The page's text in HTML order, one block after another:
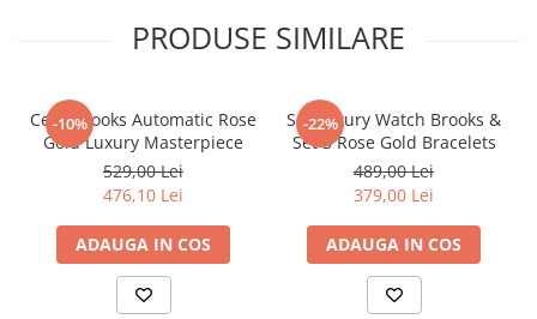
PRODUSE SIMILARE
-10%
Ceas Brooks Automatic Rose
Gold Luxury Masterpiece
529,00 Lei
476,10 Lei
ADAUGA IN COS
-22%
Set Luxury Watch Brooks &
Set 3 Rose Gold Bracelets
489,00 Lei
379,00 Lei
ADAUGA IN COS